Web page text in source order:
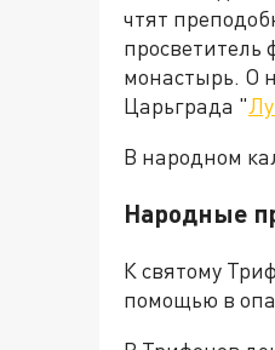
чтят
просветитель
монастырь. О
Царьграда "
В народном
Народные
К святому
помощью в